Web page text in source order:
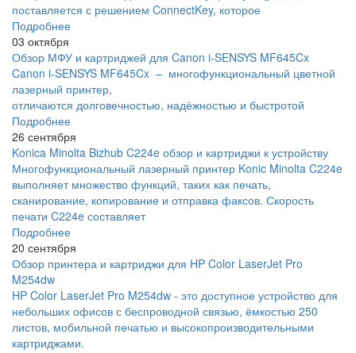
поставляется с решением ConnectKey, которое
Подробнее
03 октября
Обзор МФУ и картриджей для Canon i-SENSYS MF645Cx
Canon i-SENSYS MF645Cx – многофункциональный цветной
лазерный принтер,
отличаются долговечностью, надёжностью и быстротой
Подробнее
26 сентября
Konica Minolta Bizhub C224e обзор и картриджи к устройству
Многофункциональный лазерный принтер Konic Minolta C224e
выполняет множество функций, таких как печать,
сканирование, копирование и отправка факсов. Скорость
печати C224e составляет
Подробнее
20 сентября
Обзор принтера и картриджи для HP Color LaserJet Pro
M254dw
HP Color LaserJet Pro M254dw - это доступное устройство для
небольших офисов с беспроводной связью, ёмкостью 250
листов, мобильной печатью и высокопроизводительными
картриджами.